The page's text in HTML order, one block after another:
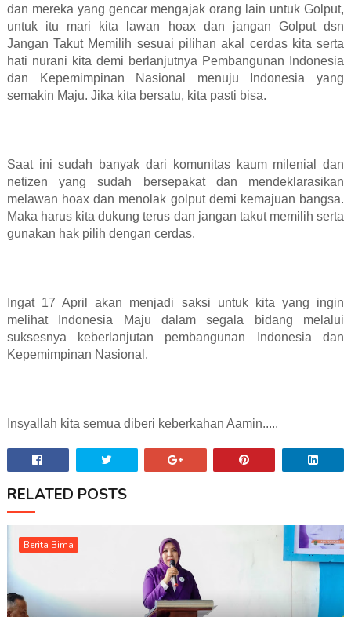
dan mereka yang gencar mengajak orang lain untuk Golput,
untuk itu mari kita lawan hoax dan jangan Golput dsn
Jangan Takut Memilih sesuai pilihan akal cerdas kita serta
hati nurani kita demi berlanjutnya Pembangunan Indonesia
dan Kepemimpinan Nasional menuju Indonesia yang
semakin Maju. Jika kita bersatu, kita pasti bisa.
Saat ini sudah banyak dari komunitas kaum milenial dan
netizen yang sudah bersepakat dan mendeklarasikan
melawan hoax dan menolak golput demi kemajuan bangsa.
Maka harus kita dukung terus dan jangan takut memilih serta
gunakan hak pilih dengan cerdas.
Ingat 17 April akan menjadi saksi untuk kita yang ingin
melihat Indonesia Maju dalam segala bidang melalui
suksesnya keberlanjutan pembangunan Indonesia dan
Kepemimpinan Nasional.
Insyallah kita semua diberi keberkahan Aamin.....
RELATED POSTS
Berita Bima